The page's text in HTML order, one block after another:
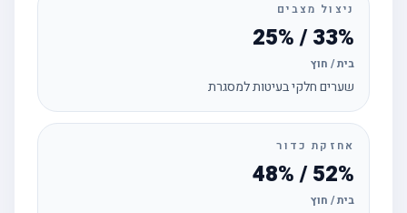
ניצול מצבים
33% / 25%
בית / חוץ
שערים חלקי בעיטות למסגרת
אחזקת כדור
52% / 48%
בית / חוץ